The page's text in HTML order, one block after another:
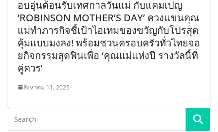
อบอุ่นต้อนรับเทศกาลวันแม่ กับแคมเปญ
‘ROBINSON MOTHER’S DAY’ ควงแขนคุณ
แม่ทำภารกิจชี้เป้าไอเทมของขวัญกับโปรสุด
คุ้มแบบมงลง! พร้อมชวนครอบครัวทั่วไทยจอ
ยกิจกรรมสุดฟินเพื่อ ‘คุณแม่แห่งปี รางวัลนี้ที่
คู่ควร’
สิงหาคม 11, 2025